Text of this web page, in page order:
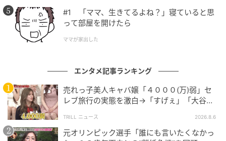
クレイジージャーニー
24年間60か国を巡り一度も帰国せず世界一周を目指し
https://tver.jp/episodes/epwr2dqrws?
p=0
(C)TBS
#1 「ママ、生きてるよね？」寝ていると思
って部屋を開けたら
ママが家出した
エンタメ記事ランキング
売れっ子美人キャバ嬢「４０００(万)弱」セ
レブ旅行の実態を激白→「すげぇ」「大谷翔
TRILL ニュース 2026.8.6
元オリンピック選手「誰にも言いたくなかっ